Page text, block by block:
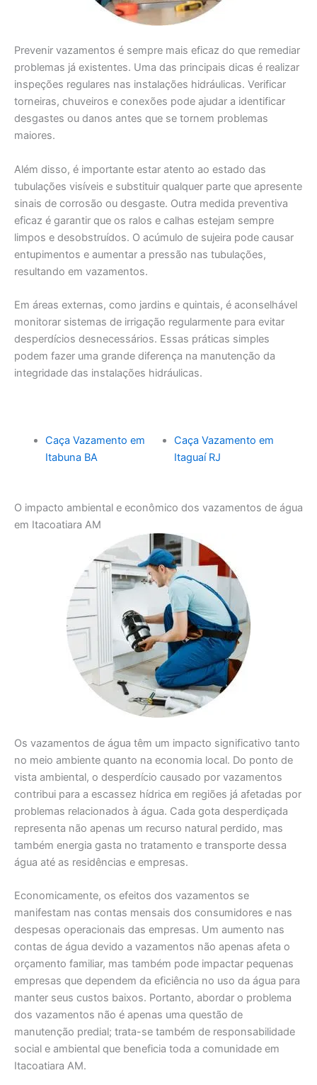
Prevenir vazamentos é sempre mais eficaz do que remediar
problemas já existentes. Uma das principais dicas é realizar
inspeções regulares nas instalações hidráulicas. Verificar
torneiras, chuveiros e conexões pode ajudar a identificar
desgastes ou danos antes que se tornem problemas
maiores.
Além disso, é importante estar atento ao estado das
tubulações visíveis e substituir qualquer parte que apresente
sinais de corrosão ou desgaste. Outra medida preventiva
eficaz é garantir que os ralos e calhas estejam sempre
limpos e desobstruídos. O acúmulo de sujeira pode causar
entupimentos e aumentar a pressão nas tubulações,
resultando em vazamentos.
Em áreas externas, como jardins e quintais, é aconselhável
monitorar sistemas de irrigação regularmente para evitar
desperdícios desnecessários. Essas práticas simples
podem fazer uma grande diferença na manutenção da
integridade das instalações hidráulicas.
Caça Vazamento em
Itabuna BA
Caça Vazamento em
Itaguaí RJ
O impacto ambiental e econômico dos vazamentos de água
em Itacoatiara AM
Os vazamentos de água têm um impacto significativo tanto
no meio ambiente quanto na economia local. Do ponto de
vista ambiental, o desperdício causado por vazamentos
contribui para a escassez hídrica em regiões já afetadas por
problemas relacionados à água. Cada gota desperdiçada
representa não apenas um recurso natural perdido, mas
também energia gasta no tratamento e transporte dessa
água até as residências e empresas.
Economicamente, os efeitos dos vazamentos se
manifestam nas contas mensais dos consumidores e nas
despesas operacionais das empresas. Um aumento nas
contas de água devido a vazamentos não apenas afeta o
orçamento familiar, mas também pode impactar pequenas
empresas que dependem da eficiência no uso da água para
manter seus custos baixos. Portanto, abordar o problema
dos vazamentos não é apenas uma questão de
manutenção predial; trata-se também de responsabilidade
social e ambiental que beneficia toda a comunidade em
Itacoatiara AM.